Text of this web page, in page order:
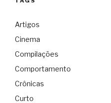
Artigos
Cinema
Compilações
Comportamento
Crônicas
Curto